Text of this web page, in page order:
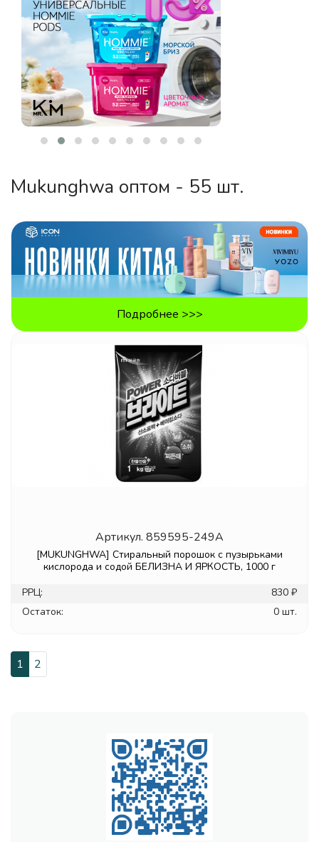
Mukunghwa оптом - 55 шт.
Подробнее >>>
Артикул. 859595-249A
[MUKUNGHWA] Стиральный порошок с пузырьками
кислорода и содой БЕЛИЗНА И ЯРКОСТЬ, 1000 г
РРЦ:
830 ₽
Остаток:
0 шт.
1 2